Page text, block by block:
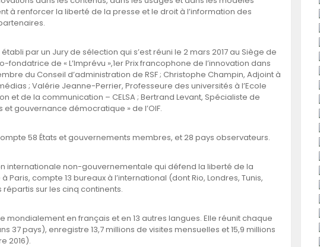
à renforcer la liberté de la presse et le droit à l’information des
par un Jury de sélection qui s’est réuni le 2 mars 2017 au Siège de
fondatrice de « L’Imprévu »,1er Prix francophone de l’innovation dans
du Conseil d’administration de RSF ; Christophe Champin, Adjoint à
; Valérie Jeanne-Perrier, Professeure des universités à l’Ecole
et de la communication – CELSA ; Bertrand Levant, Spécialiste de
gouvernance démocratique » de l’OIF.
58 États et gouvernements membres, et 28 pays observateurs.
internationale non-gouvernementale qui défend la liberté de la
compte 13 bureaux à l’international (dont Rio, Londres, Tunis,
sur les cinq continents.
mondialement en français et en 13 autres langues. Elle réunit chaque
37 pays), enregistre 13,7 millions de visites mensuelles et 15,9 millions
2016).